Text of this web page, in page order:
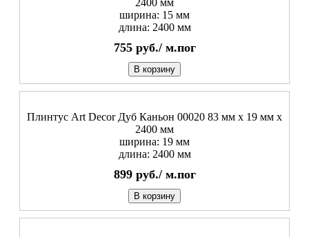
2400 мм
ширина: 15 мм
длина: 2400 мм
755 руб./ м.пог
В корзину
Плинтус Art Decor Дуб Каньон 00020 83 мм х 19 мм х
2400 мм
ширина: 19 мм
длина: 2400 мм
899 руб./ м.пог
В корзину